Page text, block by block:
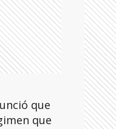
que
que